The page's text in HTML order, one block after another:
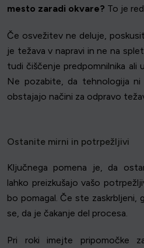
mesto zaradi okvare? To je
Če osvežitev ne deluje,
je težava v napravi in ne na
tudi čiščenje predpomnilnika ali
Ne pozabite, da tehnologija ni
obstajajo načini za odpravo
Ostanite mirni in potrpežljivi
Ključnega pomena je, da
lahko preizkušajo vašo
bo pomagal. Če ste zaskrbljeni,
se, da je čakanje del procesa.
Pri roki imejte pripomočke